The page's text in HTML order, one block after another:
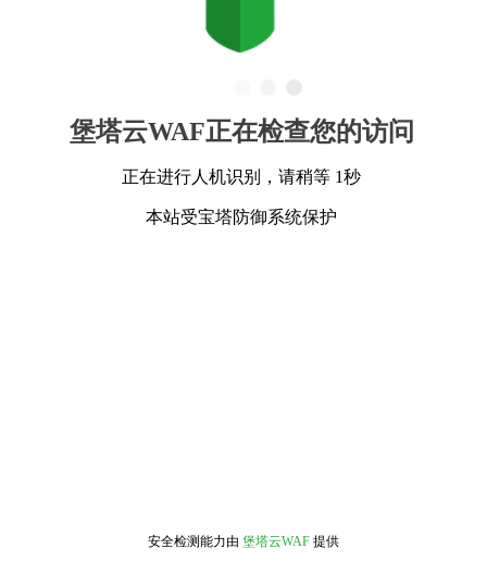
堡塔云WAF正在检查您的访问
正在进行人机识别，请稍等 1秒
本站受宝塔防御系统保护
安全检测能力由 堡塔云WAF 提供